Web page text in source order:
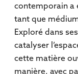
contemporain a
tant que
Exploré dans
catalyser
cette matière
manière, avec